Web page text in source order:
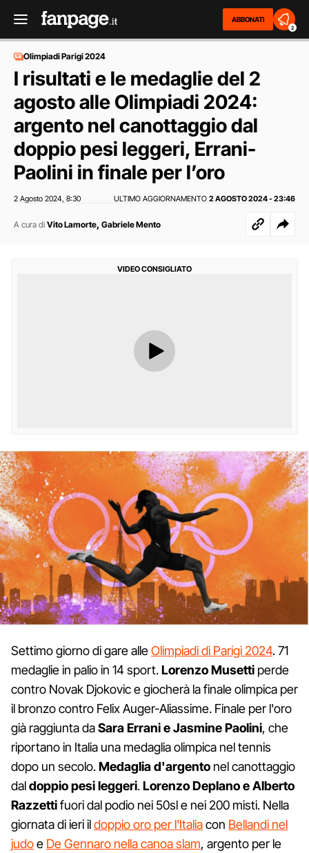
ABBONATI
2
Olimpiadi Parigi 2024
I risultati e le medaglie del 2
agosto alle Olimpiadi 2024:
argento nel canottaggio dal
doppio pesi leggeri, Errani-
Paolini in finale per l’oro
2 Agosto 2024 8:30 ULTIMO AGGIORNAMENTO 2 AGOSTO 2024 - 23:46
A cura di Vito Lamorte, Gabriele Mento
VIDEO CONSIGLIATO
Settimo giorno di gare alleOlimpiadi di Parigi 2024. 71
medaglie in palio in 14 sport.Lorenzo Musetti perde
contro Novak Djokovic e giocherà la finale olimpica per
il bronzo contro Felix Auger-Aliassime. Finale per l'oro
già raggiunta daSara Errani e Jasmine Paolini, che
riportano in Italia una medaglia olimpica nel tennis
dopo un secolo.Medaglia d'argento nel canottaggio
daldoppio pesi leggeri.Lorenzo Deplano e Alberto
Razzettifuori dal podio nei 50sl e nei 200 misti. Nella
giornata di ieri ildoppio oro per l'Italiacon Bellandi nel
judoe De Gennaro nella canoa slam, argento per le